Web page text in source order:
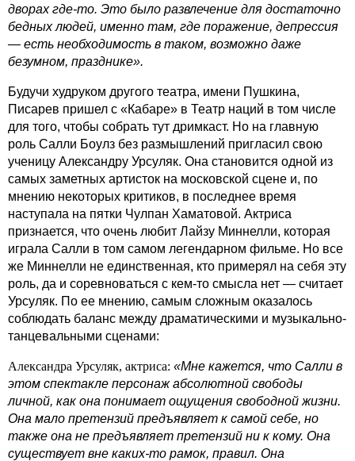
дворах где-то. Это было развлечение для достаточно
бедных людей, именно там, где поражение, депрессия
— есть необходимость в таком, возможно даже
безумном, празднике».
Будучи худруком другого театра, имени Пушкина,
Писарев пришел с «Кабаре» в Театр наций в том числе
для того, чтобы собрать тут дримкаст. Но на главную
роль Салли Боулз без размышлений пригласил свою
ученицу Александру Урсуляк. Она становится одной из
самых заметных артисток на московской сцене и, по
мнению некоторых критиков, в последнее время
наступала на пятки Чулпан Хаматовой. Актриса
признается, что очень любит Лайзу Миннелли, которая
играла Салли в том самом легендарном фильме. Но все
же Миннелли не единственная, кто примерял на себя эту
роль, да и соревноваться с кем-то смысла нет — считает
Урсуляк. По ее мнению, самым сложным оказалось
соблюдать баланс между драматическими и музыкально-
танцевальными сценами:
Александра Урсуляк, актриса: «Мне кажется, что Салли в
этом спектакле персонаж абсолютной свободы
личной, как она понимает ощущения свободной жизни.
Она мало претензий предъявляет к самой себе, но
также она не предъявляет претензий ни к кому. Она
существует вне каких-то рамок, правил. Она